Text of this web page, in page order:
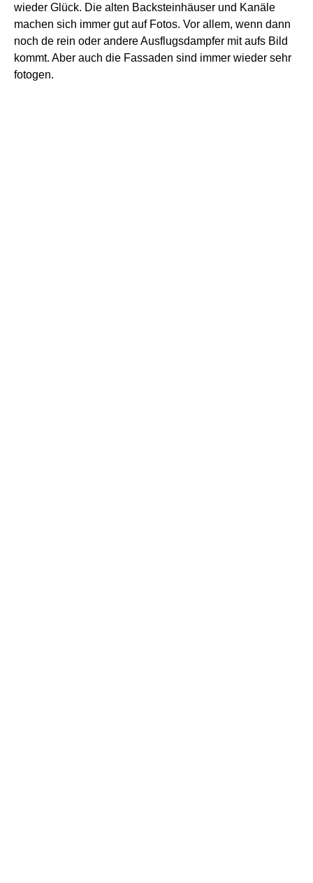
wieder Glück. Die alten Backsteinhäuser und Kanäle
machen sich immer gut auf Fotos. Vor allem, wenn dann
noch de rein oder andere Ausflugsdampfer mit aufs Bild
kommt. Aber auch die Fassaden sind immer wieder sehr
fotogen.